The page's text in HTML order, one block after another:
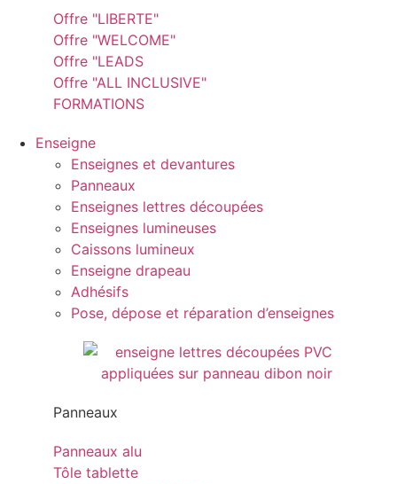
Offre "LIBERTE"
Offre "WELCOME"
Offre "LEADS
Offre "ALL INCLUSIVE"
FORMATIONS
Enseigne
Enseignes et devantures
Panneaux
Enseignes lettres découpées
Enseignes lumineuses
Caissons lumineux
Enseigne drapeau
Adhésifs
Pose, dépose et réparation d’enseignes
Panneaux
Panneaux alu
Tôle tablette